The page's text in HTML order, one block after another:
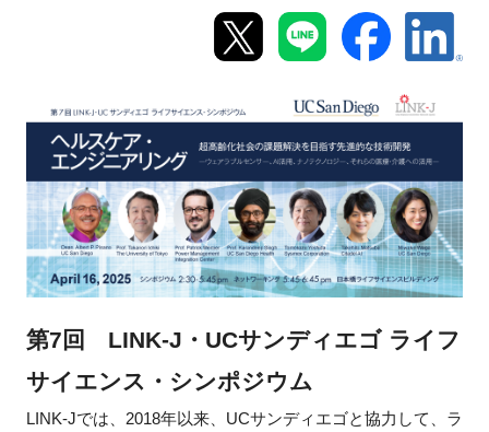
インタビュー・コラム
ニュース・掲示板
LINK-Jを知る
施設・アクセス
第7回 LINK-J・UCサンディエゴ ライフ
サイエンス・シンポジウム
LINK-Jでは、2018年以来、UCサンディエゴと協力して、ラ